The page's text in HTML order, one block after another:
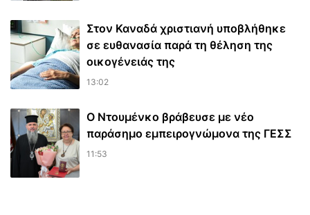
Στον Καναδά χριστιανή υποβλήθηκε
σε ευθανασία παρά τη θέληση της
οικογένειάς της
13:02
Ο Ντουμένκο βράβευσε με νέο
παράσημο εμπειρογνώμονα της ΓΕΣΣ
11:53